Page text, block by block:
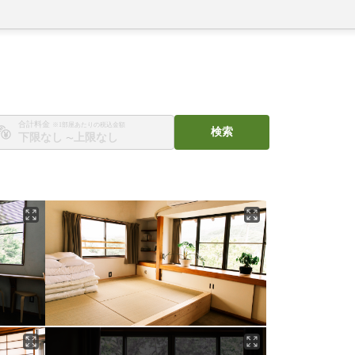
合計料金 ※1部屋あたりの税込金額
〜
検索